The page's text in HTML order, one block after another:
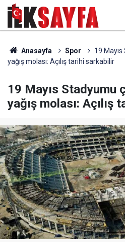
Anasayfa Spor
19
yağış molası: Açılış tarihi sarkabilir
19 Mayıs Stadyumu
yağış molası: Açılış